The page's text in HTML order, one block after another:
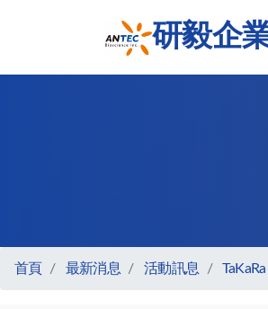
研毅企
首頁 最新消息 活動訊息